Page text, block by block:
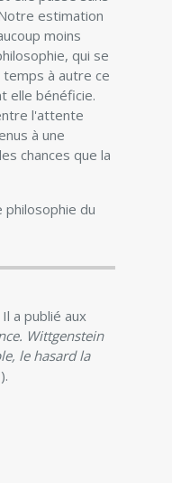
estimation
moins
qui se
à autre ce
elle bénéficie.
l'attente
à une
chances que la
du
a publié aux
Wittgenstein
le hasard la